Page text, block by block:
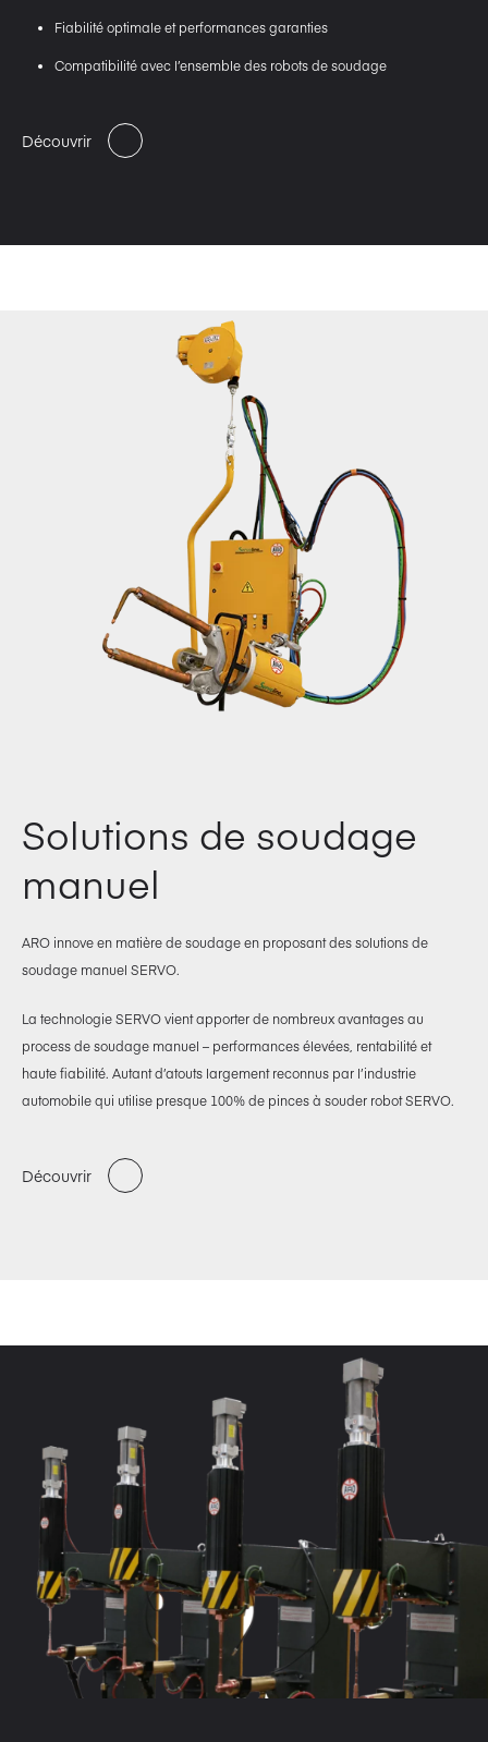
Fiabilité optimale et performances garanties
Compatibilité avec l’ensemble des robots de soudage
Découvrir
Solutions de soudage
manuel
ARO innove en matière de soudage en proposant des solutions de
soudage manuel SERVO.
La technologie SERVO vient apporter de nombreux avantages au
process de soudage manuel – performances élevées, rentabilité et
haute fiabilité. Autant d’atouts largement reconnus par l’industrie
automobile qui utilise presque 100% de pinces à souder robot SERVO.
Découvrir